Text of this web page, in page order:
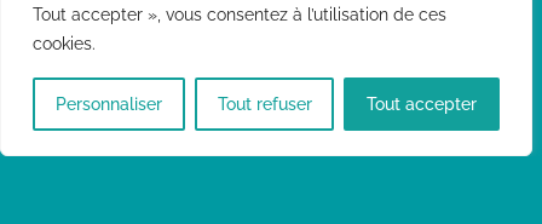
Tout accepter », vous consentez à l’utilisation de ces
cookies.
Personnaliser Tout refuser Tout accepter
Situés à Hégenheim dans le Haut-Rhin (68), nous
intervenons dans les villes de Saint-Louis, Mulhouse,
Altkirch, Hirsingue, Dannemarie ou encore dans le début du